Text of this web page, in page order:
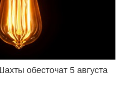
обесточат 5 августа